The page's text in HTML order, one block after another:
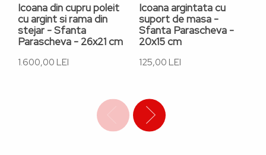
Icoana din cupru poleit
cu argint si rama din
stejar - Sfanta
Parascheva - 26x21 cm
1.600,00 LEI
Icoana argintata cu
suport de masa -
Sfanta Parascheva -
20x15 cm
125,00 LEI